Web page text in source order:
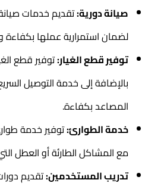
صيانة دورية:تقديم خدمات صيانة
لضمان استمرارية عملها بكفاءة
توفير قطع الغيار:توفير قطع
بالإضافة إلى خدمة التوصيل
المصاعد بكفاءة.
خدمة الطوارئ:توفير خدمة طوارئ
مع المشاكل الطارئة أو العطل
تدريب المستخدمين:تقديم دورات